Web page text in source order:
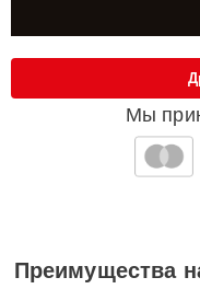
Мы
Преимущества